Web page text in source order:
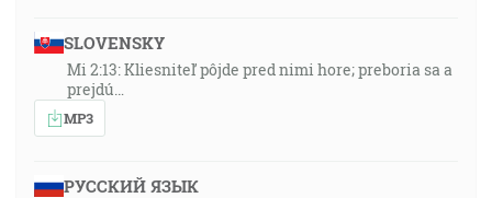
SLOVENSKY
Mi 2:13: Kliesniteľ pôjde pred nimi hore; preboria sa a
prejdú…
MP3
РУССКИЙ ЯЗЫК